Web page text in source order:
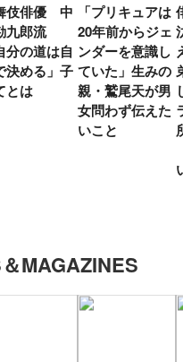
伎俳優 中
九郎流
分の道は自
決める」子
とは
「プリキュアは
20年前からジェ
ンダーを意識し
ていた」生みの
親・鷲尾天が男
女問わず伝えた
いこと
MAGAZINES